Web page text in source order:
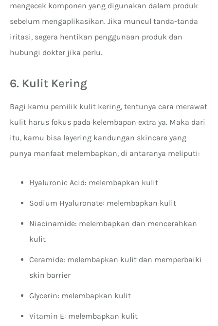
mengecek komponen yang digunakan dalam produk
sebelum mengaplikasikan. Jika muncul tanda-tanda
iritasi, segera hentikan penggunaan produk dan
hubungi dokter jika perlu.
6. Kulit Kering
Bagi kamu pemilik kulit kering, tentunya cara merawat
kulit harus fokus pada kelembapan extra ya. Maka dari
itu, kamu bisa layering kandungan skincare yang
punya manfaat melembapkan, di antaranya meliputi:
Hyaluronic Acid: melembapkan kulit
Sodium Hyaluronate: melembapkan kulit
Niacinamide: melembapkan dan mencerahkan
kulit
Ceramide: melembapkan kulit dan memperbaiki
skin barrier
Glycerin: melembapkan kulit
Vitamin E: melembapkan kulit